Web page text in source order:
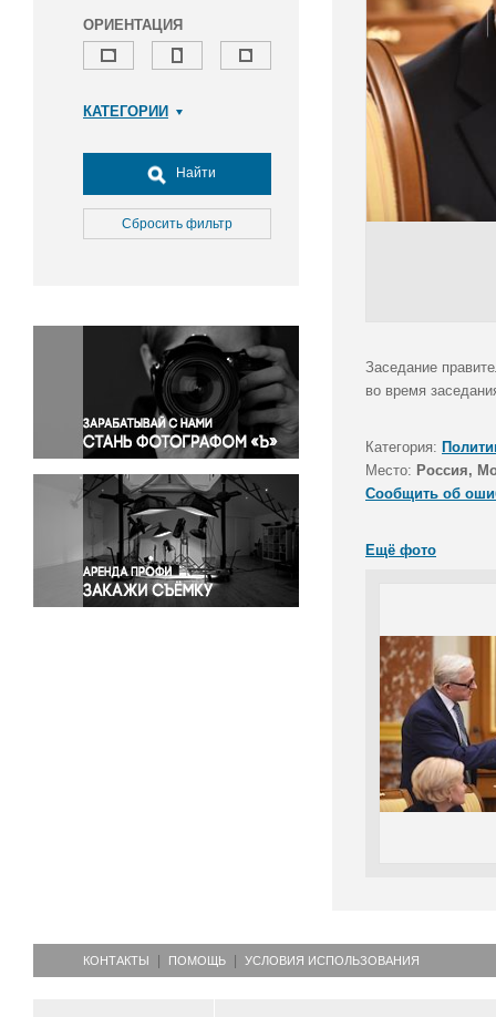
ОРИЕНТАЦИЯ
КАТЕГОРИИ
Досуг, туризм и отдых
Культура
Медицина
Окружающая среда
Политика
Правосудие
Происшествия и конфликты
Религия
Светская жизнь
Спорт
Экология
Экономика и бизнес
Найти
Сбросить фильтр
Заседание
во время
Категория:
Место: Россия,
Сообщить об
Ещё фото
КОНТАКТЫ ПОМОЩЬ УСЛОВИЯ ИСПОЛЬЗОВАНИЯ